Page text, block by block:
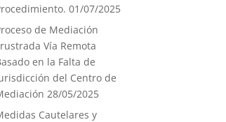
01/07/2025
de Mediación
Vía Remota
en la Falta de
del Centro de
28/05/2025
Cautelares y